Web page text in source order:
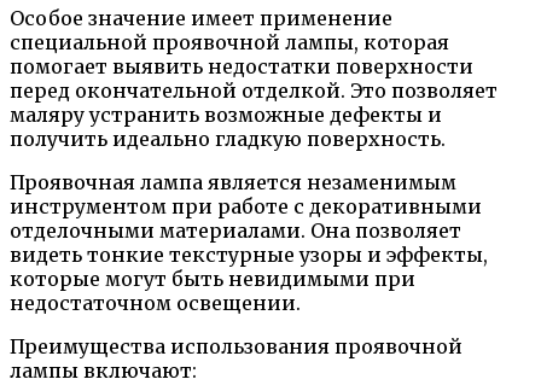
Особое значение имеет применение
специальной проявочной лампы, которая
помогает выявить недостатки поверхности
перед окончательной отделкой. Это позволяет
маляру устранить возможные дефекты и
получить идеально гладкую поверхность.
Проявочная лампа является незаменимым
инструментом при работе с декоративными
отделочными материалами. Она позволяет
видеть тонкие текстурные узоры и эффекты,
которые могут быть невидимыми при
недостаточном освещении.
Преимущества использования проявочной
лампы включают: